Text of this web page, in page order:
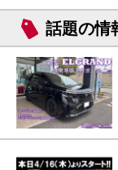
話題の情